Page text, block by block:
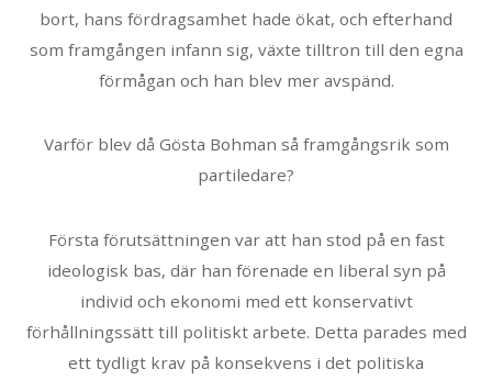
bort, hans fördragsamhet hade ökat, och efterhand
som framgången infann sig, växte tilltron till den egna
förmågan och han blev mer avspänd.
Varför blev då Gösta Bohman så framgångsrik som
partiledare?
Första förutsättningen var att han stod på en fast
ideologisk bas, där han förenade en liberal syn på
individ och ekonomi med ett konservativt
förhållningssätt till politiskt arbete. Detta parades med
ett tydligt krav på konsekvens i det politiska